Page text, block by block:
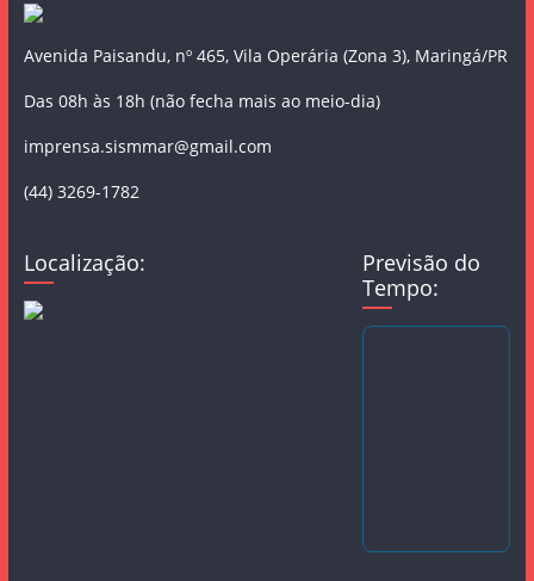
Avenida Paisandu, nº 465, Vila Operária (Zona 3), Maringá/PR
Das 08h às 18h (não fecha mais ao meio-dia)
imprensa.sismmar@gmail.com
(44) 3269-1782
Localização:
Previsão do
Tempo: